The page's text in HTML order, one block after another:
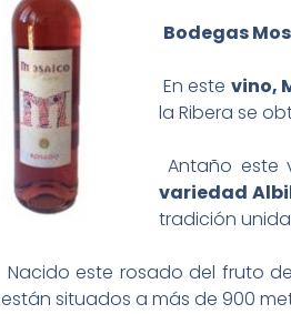
Bodegas
En este vino,
la Ribera se
Antaño este
variedad
tradición
Nacido este rosado del fruto
están situados a más de 900